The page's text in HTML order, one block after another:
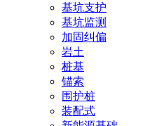
基坑支护
基坑监测
加固纠偏
岩土
桩基
锚索
围护桩
装配式